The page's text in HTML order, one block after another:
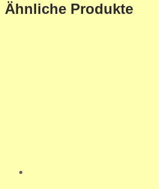
Ähnliche Produkte